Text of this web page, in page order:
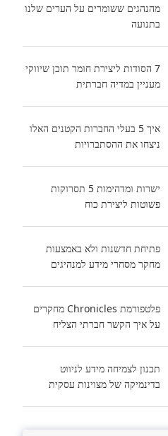
מהנהגים ששומרים על הערים שלנו
בתנועה
7 הסודות ליצירת חומר תוכן שיווקי
מעניין במדיה חברתית
איך 5 בעלי החברות הקטנים האלו
ניצחו את ההסתברויות
ישרות ומדהימות 5 תסרוקות
פשוטות ליצירת כוח
פתיחת חדשנות ולא באמצעות
מחקר מסחרי מידע למנהיגים
פלטפורמת Chronicles מחקרים
על איך הקשר חברתי הצליח
תכנון לצמיחה מידע לניווט
בדינמיקה של מצוינות עסקית